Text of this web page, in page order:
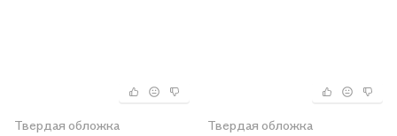
Твердая обложка Твердая обложка